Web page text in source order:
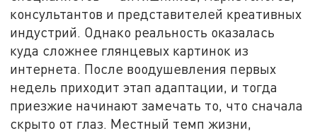
консультантов и представителей креативных
индустрий. Однако реальность оказалась
куда сложнее глянцевых картинок из
интернета. После воодушевления первых
недель приходит этап адаптации, и тогда
приезжие начинают замечать то, что сначала
скрыто от глаз. Местный темп жизни,